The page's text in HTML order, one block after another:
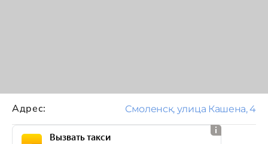
Адрес: Смоленск, улица Кашена, 4
Вызвать такси